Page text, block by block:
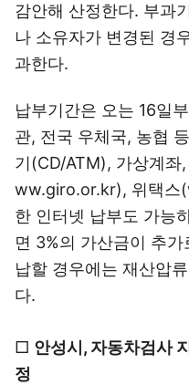
감안해 산정한다. 부과
나 소유자가 변경된 경
과한다.
납부기간은 오는 16일
관, 전국 우체국, 농협
기(CD/ATM), 가상계
ww.giro.or.kr), 위택
한 인터넷 납부도 가능
면 3%의 가산금이 추
납할 경우에는 재산압
다.
□ 안성시, 자동차검사
정